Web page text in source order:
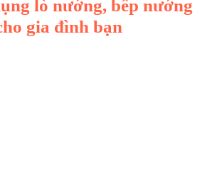
lò nướng, bếp nướng
gia đình bạn